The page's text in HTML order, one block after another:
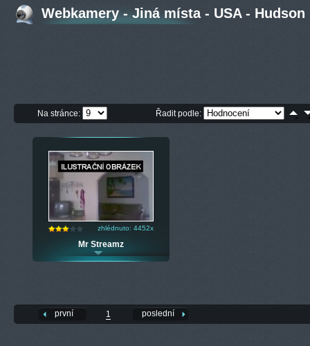
Webkamery - Jiná místa - USA - Hudson
Na stránce: Řadit podle:
zhlédnuto: 4452x
Mr Streamz
první 1 poslední